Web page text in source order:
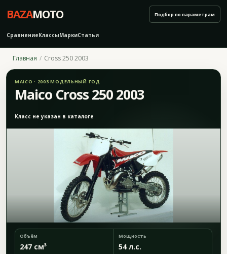
BAZAMOTO
СравнениеКлассыМаркиСтатьи
Подбор по параметрам
Главная Cross 250 2003
MAICO · 2003 МОДЕЛЬНЫЙ ГОД
Maico Cross 250 2003
Класс не указан в каталоге
Объём
247 см³
Мощность
54 л.с.